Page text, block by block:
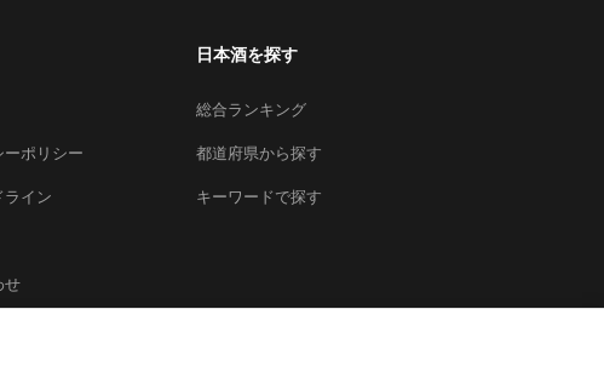
ーポリシー
ライン
せ
日本酒を探す
総合ランキング
都道府県から探す
キーワードで探す